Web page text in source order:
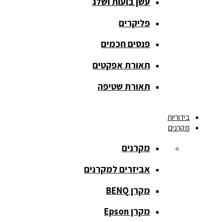
מסך הקרנה
roll up
מסך הקרנה
חצובה
ידני
מסך הקרנה
מסך הקרנה
קבוע
פליקרים
פנסים חכמים
תאורת אפקטים
תאורת שטיפה
בידוריות
מקרנים
מקרנים
אביזרים למקרנים
מקרן BENQ
מקרן Epson